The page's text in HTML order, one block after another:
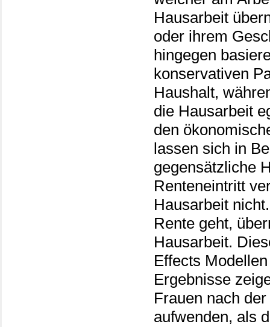
Hausarbeit
oder ihrem
hingegen
konservativen
Haushalt,
die Hausarbeit
den
lassen sich in
gegensätzliche
Renteneintritt
Hausarbeit
Rente geht,
Hausarbeit.
Effects
Ergebnisse
Frauen nach
aufwenden, als